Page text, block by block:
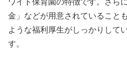
ワイト保育園の特徴です。さら
金」などが用意されていること
ような福利厚生がしっかりして
す。